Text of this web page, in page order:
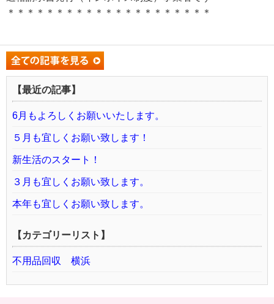
＊＊＊＊＊＊＊＊＊＊＊＊＊＊＊＊＊＊＊＊＊
【最近の記事】
6月もよろしくお願いいたします。
５月も宜しくお願い致します！
新生活のスタート！
３月も宜しくお願い致します。
本年も宜しくお願い致します。
【カテゴリーリスト】
不用品回収 横浜